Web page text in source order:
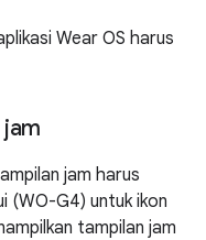
Wear OS harus
jam harus
(WO-G4) untuk ikon
tampilan jam